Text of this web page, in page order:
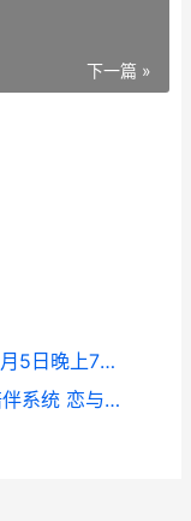
下一篇 »
崩坏星穹铁道3.8版本前瞻直播于12月5日晚上7点30分开播 崩坏星穹铁道官方网站下载
恋与制作人12月4日上线全新泡澡陪伴系统 恋与制作人2020新年